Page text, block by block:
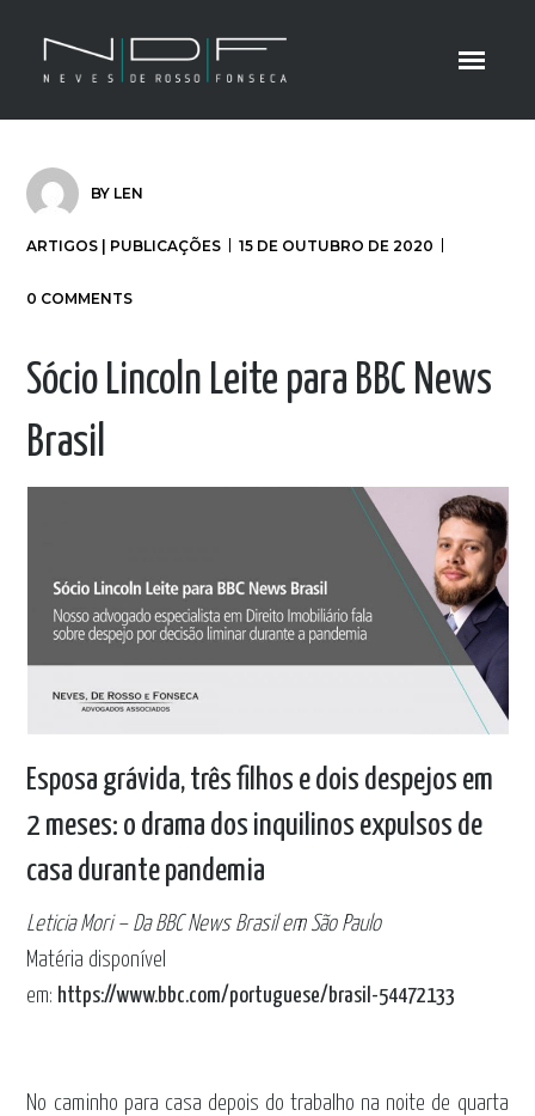
BY LEN
ARTIGOS | PUBLICAÇÕES 15 DE OUTUBRO DE 2020
0 COMMENTS
Sócio Lincoln Leite para BBC News
Brasil
Esposa grávida, três filhos e dois despejos em
2 meses: o drama dos inquilinos expulsos de
casa durante pandemia
Leticia Mori – Da BBC News Brasil em São Paulo
Matéria disponível
em: https://www.bbc.com/portuguese/brasil-54472133
No caminho para casa depois do trabalho na noite de quarta